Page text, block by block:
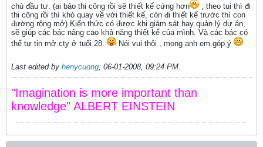
chủ đầu tư. (ai bảo thi công rồi sẽ thiết kế cứng hơn
, theo tui thì đi
thi công rồi thì khó quay về với thiết kế, còn đi thiết kế trước thì con
đường rộng mở) Kiến thức có được khi giám sát hay quản lý dự án,
sẽ giúp các bác nâng cao khả năng thiết kế của mình. Và các bác có
thể tự tin mở cty ở tuổi 28.
Nói vui thôi , mong anh em góp ý
Last edited by henycuong; 06-01-2008, 09:24 PM.
"Imagination is more important than
knowledge" ALBERT EINSTEIN